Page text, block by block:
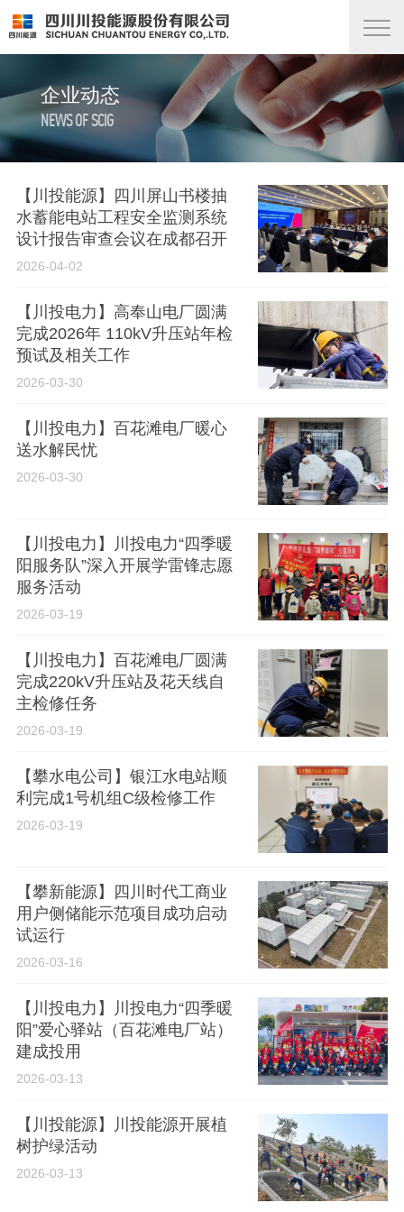
企业动态
NEWS OF SCIG
【川投能源】四川屏山书楼抽
水蓄能电站工程安全监测系统
设计报告审查会议在成都召开
2026-04-02
【川投电力】高奉山电厂圆满
完成2026年 110kV升压站年检
预试及相关工作
2026-03-30
【川投电力】百花滩电厂暖心
送水解民忧
2026-03-30
【川投电力】川投电力“四季暖
阳服务队”深入开展学雷锋志愿
服务活动
2026-03-19
【川投电力】百花滩电厂圆满
完成220kV升压站及花天线自
主检修任务
2026-03-19
【攀水电公司】银江水电站顺
利完成1号机组C级检修工作
2026-03-19
【攀新能源】四川时代工商业
用户侧储能示范项目成功启动
试运行
2026-03-16
【川投电力】川投电力“四季暖
阳”爱心驿站（百花滩电厂站）
建成投用
2026-03-13
【川投能源】川投能源开展植
树护绿活动
2026-03-13